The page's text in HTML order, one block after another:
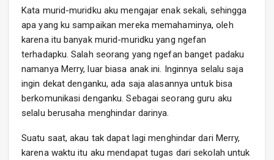
Kata murid-muridku aku mengajar enak sekali, sehingga
apa yang ku sampaikan mereka memahaminya, oleh
karena itu banyak murid-muridku yang ngefan
terhadapku. Salah seorang yang ngefan banget padaku
namanya Merry, luar biasa anak ini. Inginnya selalu saja
ingin dekat denganku, ada saja alasannya untuk bisa
berkomunikasi denganku. Sebagai seorang guru aku
selalu berusaha menghindar darinya.
Suatu saat, akau tak dapat lagi menghindar dari Merry,
karena waktu itu aku mendapat tugas dari sekolah untuk